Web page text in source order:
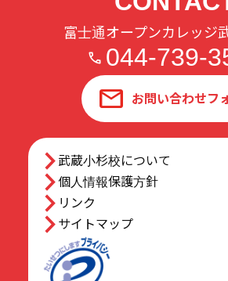
富士通オープンカレッジ
044-739-
mail お問い合わせフ
arrow_forward_ios武蔵小杉校について
arrow_forward_ios個人情報保護方針
arrow_forward_ios リンク
arrow_forward_iosサイトマップ